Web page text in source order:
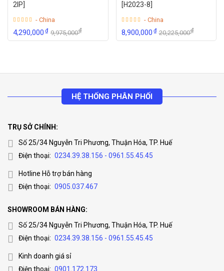
2IP]
- China
4,290,000₫ 9,975,000₫
[H2023-8]
- China
8,900,000₫ 20,225,000₫
HỆ THỐNG PHÂN PHỐI
TRỤ SỞ CHÍNH:
Số 25/34 Nguyễn Tri Phương, Thuận Hóa, TP. Huế
Điện thoại: 0234.39.38.156 - 0961.55.45.45
Hotline Hỗ trợ bán hàng
Điện thoại: 0905.037.467
SHOWROOM BÁN HÀNG:
Số 25/34 Nguyễn Tri Phương, Thuận Hóa, TP. Huế
Điện thoại: 0234.39.38.156 - 0961.55.45.45
Kinh doanh giá sỉ
Điện thoại: 0901.172.173